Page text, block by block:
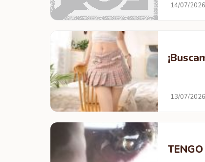
14/07/2026
13/07/2026